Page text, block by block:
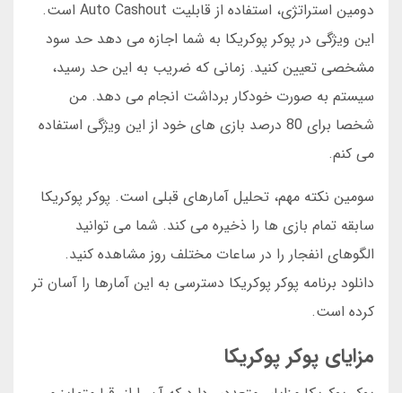
دومین استراتژی، استفاده از قابلیت Auto Cashout است.
این ویژگی در پوکر پوکریکا به شما اجازه می دهد حد سود
مشخصی تعیین کنید. زمانی که ضریب به این حد رسید،
سیستم به صورت خودکار برداشت انجام می دهد. من
شخصا برای 80 درصد بازی های خود از این ویژگی استفاده
می کنم.
سومین نکته مهم، تحلیل آمارهای قبلی است. پوکر پوکریکا
سابقه تمام بازی ها را ذخیره می کند. شما می توانید
الگوهای انفجار را در ساعات مختلف روز مشاهده کنید.
دانلود برنامه پوکر پوکریکا دسترسی به این آمارها را آسان تر
کرده است.
مزایای پوکر پوکریکا